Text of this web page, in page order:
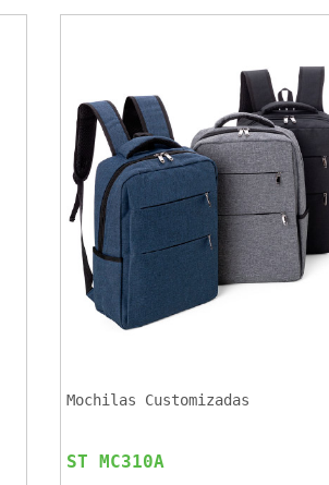
Mochilas Customizadas
ST MC310A